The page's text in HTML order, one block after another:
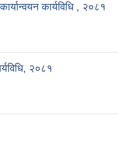
कार्यविधि , २०८१
२०८१